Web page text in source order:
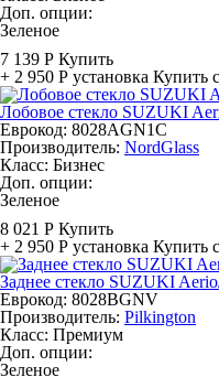
Доп. опции:
Зеленое
7 139 Р Купить
+ 2 950 Р установка Купить
Лобовое стекло SUZUKI
Еврокод: 8028AGN1C
Производитель: NordGlass
Класс: Бизнес
Доп. опции:
Зеленое
8 021 Р Купить
+ 2 950 Р установка Купить
Заднее стекло SUZUKI
Еврокод: 8028BGNV
Производитель: Pilkington
Класс: Премиум
Доп. опции:
Зеленое